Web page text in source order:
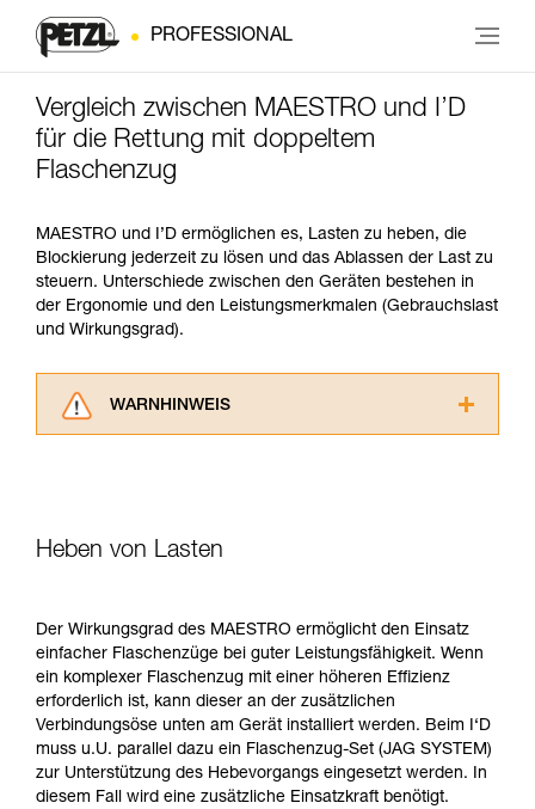
PROFESSIONAL
Vergleich zwischen MAESTRO und I’D
für die Rettung mit doppeltem
Flaschenzug
MAESTRO und I’D ermöglichen es, Lasten zu heben, die
Blockierung jederzeit zu lösen und das Ablassen der Last zu
steuern. Unterschiede zwischen den Geräten bestehen in
der Ergonomie und den Leistungsmerkmalen (Gebrauchslast
und Wirkungsgrad).
WARNHINWEIS
verstehen zu können, müssen Sie zuerst die in
entsprechende Ausbildung und ein spezielles
Training voraus. Prüfen Sie zusammen mit
einem Profi, ob Sie in der Lage sind, den
Vorgang alleine sicher zu wiederholen, bevor
Sie ihn eigenständig durchführen.
Wir geben Beispiele für die mit Ihrer Aktivität
verbundenen Techniken. Möglicherweise gibt es
Heben von Lasten
Der Wirkungsgrad des MAESTRO ermöglicht den Einsatz
einfacher Flaschenzüge bei guter Leistungsfähigkeit. Wenn
ein komplexer Flaschenzug mit einer höheren Effizienz
erforderlich ist, kann dieser an der zusätzlichen
Verbindungsöse unten am Gerät installiert werden. Beim I‘D
muss u.U. parallel dazu ein Flaschenzug-Set (JAG SYSTEM)
zur Unterstützung des Hebevorgangs eingesetzt werden. In
diesem Fall wird eine zusätzliche Einsatzkraft benötigt.